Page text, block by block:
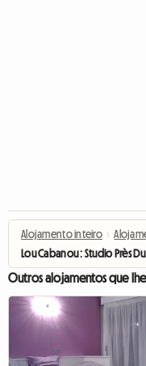
Alojamento inteiro ›
Lou Cabanou : Studio Près Du
Outros alojamentos que